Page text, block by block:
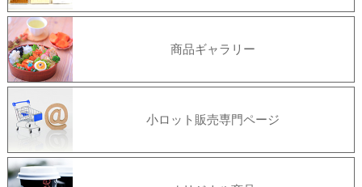
商品ギャラリー
小ロット販売専門ページ